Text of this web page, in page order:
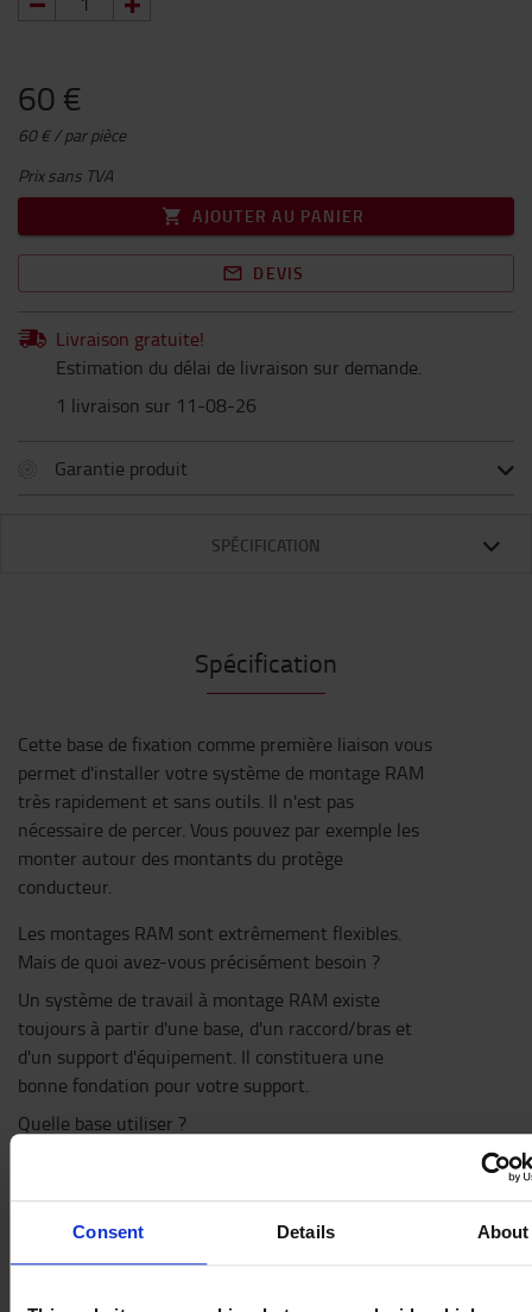
Consent Details About
60 €
60 € / par pièce
Prix sans TVA
AJOUTER AU PANIER
DEVIS
Livraison gratuite!
Estimation du délai de livraison sur demande.
1 livraison sur 11-08-26
Garantie produit
SPÉCIFICATION
Spécification
Cette base de fixation comme première liaison vous
permet d'installer votre système de montage RAM
très rapidement et sans outils. Il n'est pas
nécessaire de percer. Vous pouvez par exemple les
monter autour des montants du protège
conducteur.
Les montages RAM sont extrêmement flexibles.
Mais de quoi avez-vous précisément besoin ?
Un système de travail à montage RAM existe
toujours à partir d'une base, d'un raccord/bras et
d'un support d'équipement. Il constituera une
bonne fondation pour votre support.
Quelle base utiliser ?
connexion, de 1 à 1,5 pouces :